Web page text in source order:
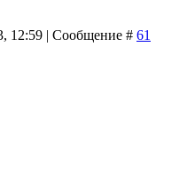
12:59 | Сообщение # 61